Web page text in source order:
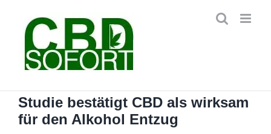
springen
Studie bestätigt CBD als wirksam
für den Alkohol Entzug